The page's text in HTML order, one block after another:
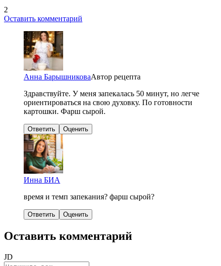
2
Оставить комментарий
Анна БарышниковаАвтор рецепта
Здравствуйте. У меня запекалась 50 минут, но легче
ориентироваться на свою духовку. По готовности
картошки. Фарш сырой.
Ответить Оценить
Инна БИА
время и темп запекания? фарш сырой?
Ответить Оценить
Оставить комментарий
JD